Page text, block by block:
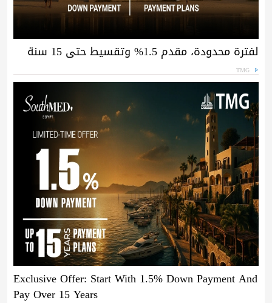
لفترة محدودة، مقدم 1.5% وتقسيط حتى 15 سنة
TMG
Exclusive Offer: Start With 1.5% Down Payment And
Pay Over 15 Years